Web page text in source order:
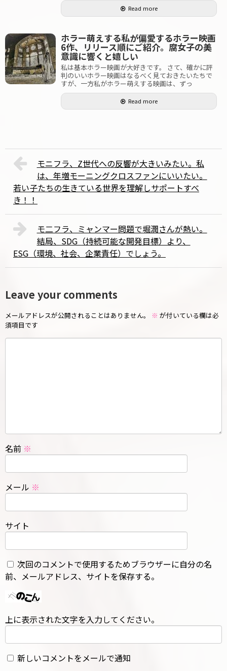
Read more
ホラー萌えする私が偏愛するホラー映画
6作、リリース順にご紹介。腐女子の美
意識に響くと嬉しい
私は基本ホラー映画が大好きです。 さて、確かに評
判のいいホラー映画はなるべく見ておきたいたちで
すが、一方私がホラー萌えする映画は、ずっ
Read more
モニフラ、Z世代への反響が大きいみたい。私
は、年増モーニングクロスファンにいいたい。
若い子たちの生きている世界を理解しサポートすべ
き！！
モ二フラ、ミャンマー問題で堀潤さんが熱い。
結局、SDG（持続可能な開発目標）より、
ESG（環境、社会、企業責任）でしょう。
Leave your comments
メールアドレスが公開されることはありません。 ※ が付いている欄は必
須項目です
名前 ※
メール ※
サイト
次回のコメントで使用するためブラウザーに自分の名
前、メールアドレス、サイトを保存する。
上に表示された文字を入力してください。
新しいコメントをメールで通知